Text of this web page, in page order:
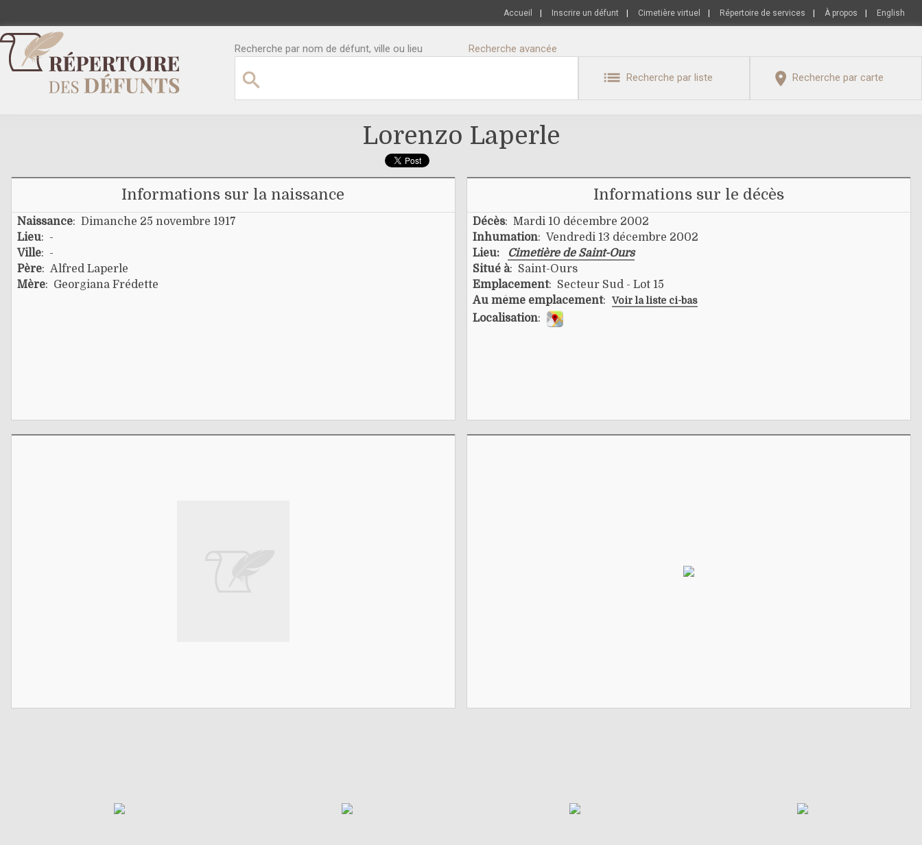
Accueil Inscrire un défunt Cimetière virtuel Répertoire de services À propos English
Recherche par nom de défunt, ville ou lieu Recherche avancée
Recherche par liste Recherche par carte
Lorenzo Laperle
Informations sur la naissance
Naissance: Dimanche 25 novembre 1917
Lieu: -
Ville: -
Père: Alfred Laperle
Mère: Georgiana Frédette
Informations sur le décès
Décès: Mardi 10 décembre 2002
Inhumation: Vendredi 13 décembre 2002
Lieu:
Cimetière de Saint-Ours
Situé à: Saint-Ours
Emplacement: Secteur Sud - Lot 15
Au même emplacement: Voir la liste ci-bas
Localisation: